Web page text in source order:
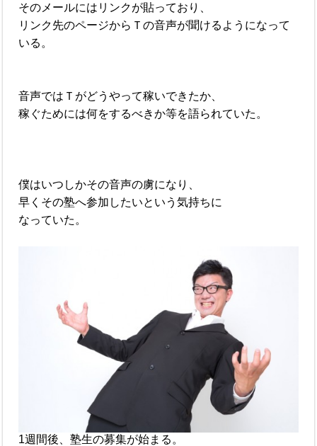
そのメールにはリンクが貼っており、
リンク先のページからＴの音声が聞けるようになって
いる。
音声ではＴがどうやって稼いできたか、
稼ぐためには何をするべきか等を語られていた。
僕はいつしかその音声の虜になり、
早くその塾へ参加したいという気持ちに
なっていた。
1週間後、塾生の募集が始まる。